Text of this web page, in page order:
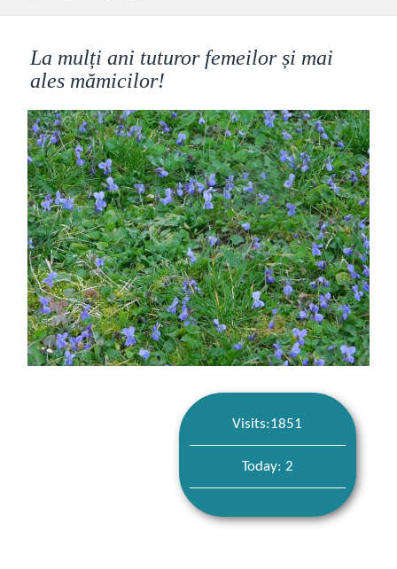
La mulți ani tuturor femeilor și mai
ales mămicilor!
Visits:1851
Today: 2